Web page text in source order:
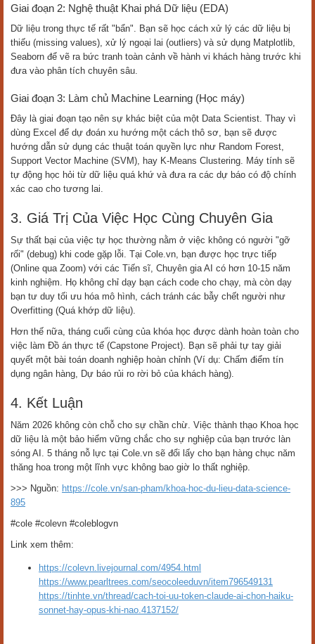
Giai đoạn 2: Nghệ thuật Khai phá Dữ liệu (EDA)
Dữ liệu trong thực tế rất "bẩn". Bạn sẽ học cách xử lý các dữ liệu bị
thiếu (missing values), xử lý ngoại lai (outliers) và sử dụng Matplotlib,
Seaborn để vẽ ra bức tranh toàn cảnh về hành vi khách hàng trước khi
đưa vào phân tích chuyên sâu.
Giai đoạn 3: Làm chủ Machine Learning (Học máy)
Đây là giai đoạn tạo nên sự khác biệt của một Data Scientist. Thay vì
dùng Excel để dự đoán xu hướng một cách thô sơ, bạn sẽ được
hướng dẫn sử dụng các thuật toán quyền lực như Random Forest,
Support Vector Machine (SVM), hay K-Means Clustering. Máy tính sẽ
tự động học hỏi từ dữ liệu quá khứ và đưa ra các dự báo có độ chính
xác cao cho tương lai.
3. Giá Trị Của Việc Học Cùng Chuyên Gia
Sự thất bại của việc tự học thường nằm ở việc không có người "gỡ
rối" (debug) khi code gặp lỗi. Tại Cole.vn, bạn được học trực tiếp
(Online qua Zoom) với các Tiến sĩ, Chuyên gia AI có hơn 10-15 năm
kinh nghiệm. Họ không chỉ dạy bạn cách code cho chạy, mà còn dạy
bạn tư duy tối ưu hóa mô hình, cách tránh các bẫy chết người như
Overfitting (Quá khớp dữ liệu).
Hơn thế nữa, tháng cuối cùng của khóa học được dành hoàn toàn cho
việc làm Đồ án thực tế (Capstone Project). Bạn sẽ phải tự tay giải
quyết một bài toán doanh nghiệp hoàn chỉnh (Ví dụ: Chấm điểm tín
dụng ngân hàng, Dự báo rủi ro rời bỏ của khách hàng).
4. Kết Luận
Năm 2026 không còn chỗ cho sự chần chừ. Việc thành thạo Khoa học
dữ liệu là một bảo hiểm vững chắc cho sự nghiệp của bạn trước làn
sóng AI. 5 tháng nỗ lực tại Cole.vn sẽ đổi lấy cho bạn hàng chục năm
thăng hoa trong một lĩnh vực không bao giờ lo thất nghiệp.
>>> Nguồn: https://cole.vn/san-pham/khoa-hoc-du-lieu-data-science-
895
#cole #colevn #coleblogvn
Link xem thêm:
https://colevn.livejournal.com/4954.html
https://www.pearltrees.com/seocoleeduvn/item796549131
https://tinhte.vn/thread/cach-toi-uu-token-claude-ai-chon-haiku-
sonnet-hay-opus-khi-nao.4137152/